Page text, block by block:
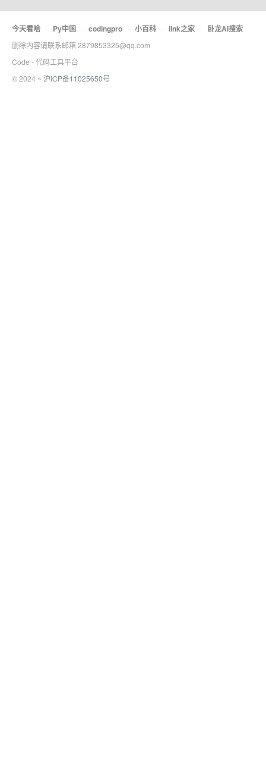
今天看啥 · Py中国 · codingpro · 小百科 · link之家 · 卧龙AI搜索
删除内容请联系邮箱 2879853325@qq.com
Code - 代码工具平台
© 2024 ~ 沪ICP备11025650号